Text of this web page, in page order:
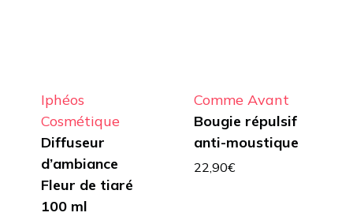
Iphéos
Cosmétique
Diffuseur
d’ambiance
Fleur de tiaré
100 ml
Comme Avant
Bougie répulsif
anti-moustique
22,90€